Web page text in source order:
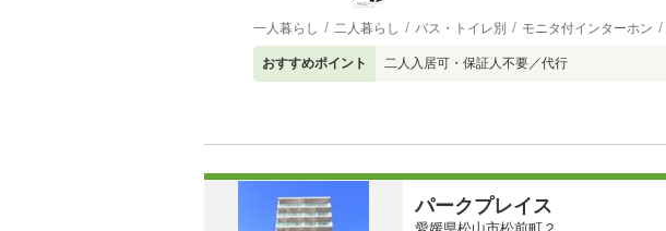
一人暮らし 二人暮らし バス・トイレ別 モニタ付インターホン
おすすめポイント 二人入居可・保証人不要／代行
パークプレイス